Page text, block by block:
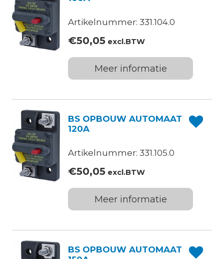
Artikelnummer: 331.104.0
€50,05 excl.BTW
Meer informatie
BS OPBOUW AUTOMAAT
120A
Artikelnummer: 331.105.0
€50,05 excl.BTW
Meer informatie
BS OPBOUW AUTOMAAT